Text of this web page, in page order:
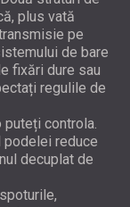
plus vată
pe
de bare
fixări dure sau
regulile de
controla.
reduce
decuplat de